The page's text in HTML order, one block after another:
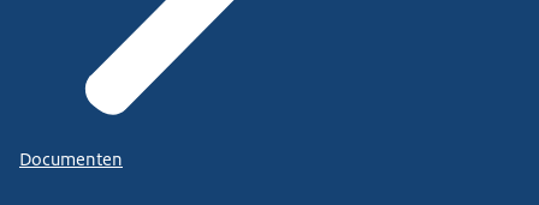
Documenten